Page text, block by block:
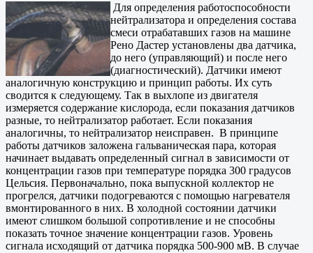
Для определения работоспособности
нейтрализатора и определения состава
смеси отрабатавших газов на машине
Рено Дастер установлены два датчика,
до него (управляющий) и после него
(диагностический). Датчики имеют
аналогичную конструкцию и принцип работы. Их суть
сводится к следующему. Так в выхлопе из двигателя
измеряется содержание кислорода, если показания датчиков
разные, то нейтрализатор работает. Если показания
аналогичны, то нейтрализатор неисправен. В принципе
работы датчиков заложена гальваническая пара, которая
начинает выдавать определенный сигнал в зависимости от
концентрации газов при температуре порядка 300 градусов
Цельсия. Первоначально, пока выпускной коллектор не
прогрелся, датчики подогреваются с помощью нагревателя
вмонтированного в них. В холодной состоянии датчики
имеют слишком большой сопротивление и не способны
показать точное значение концентрации газов. Уровень
сигнала исходящий от датчика порядка 500-900 мВ. В случае